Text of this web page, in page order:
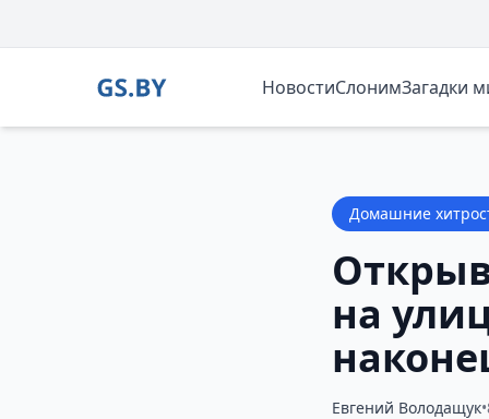
НовостиСлонимЗагадки
Домашние
на
Евгений Володащук•